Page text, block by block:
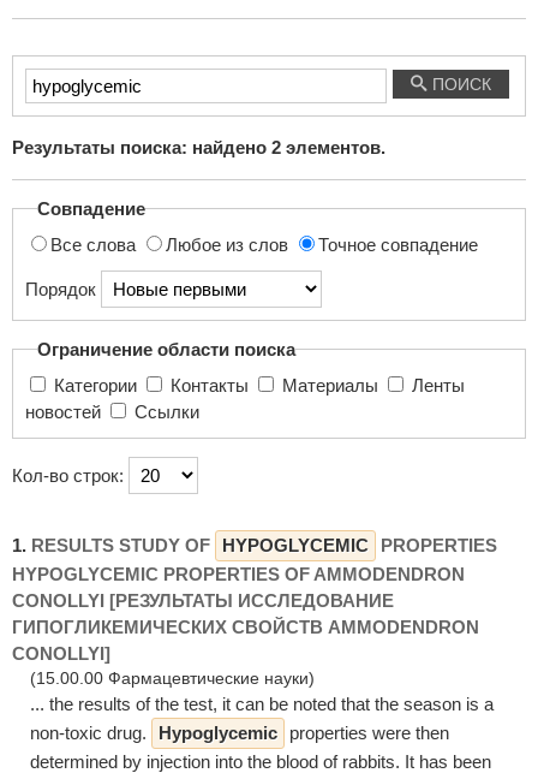
Введите
текст
поиска...
ПОИСК
Результаты поиска: найдено 2 элементов.
Совпадение
Все слова
Любое из слов Точное совпадение
Порядок
Ограничение области поиска
Категории
Контакты Материалы
новостей
Ссылки
Кол-во строк:
1. RESULTS STUDY OF HYPOGLYCEMIC
PROPERTIES
HYPOGLYCEMIC PROPERTIES OF AMMODENDRON
CONOLLYI [РЕЗУЛЬТАТЫ ИССЛЕДОВАНИЕ
ГИПОГЛИКЕМИЧЕСКИХ СВОЙСТВ AMMODENDRON
CONOLLYI]
(15.00.00 Фармацевтические науки)
... the results of the test, it can be noted that the season is a
non-toxic drug.
Hypoglycemic
properties were then
determined by injection into the blood of rabbits. It has been